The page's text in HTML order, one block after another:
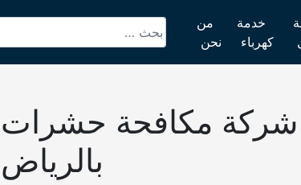
خدمة
كهرباء
من
نحن
مكافحة حشرات
بالرياض